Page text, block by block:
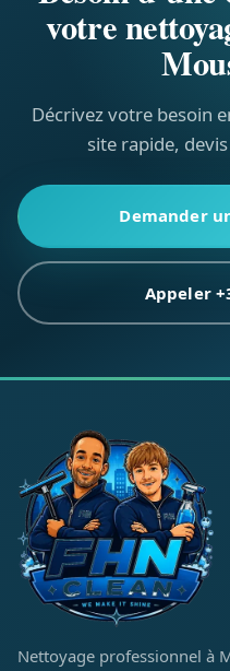
votre
Décrivez votre besoin
site rapide,
Demander
Appeler
Nettoyage professionnel à